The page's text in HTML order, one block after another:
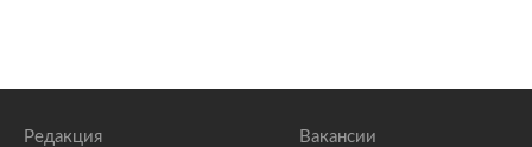
Редакция Вакансии